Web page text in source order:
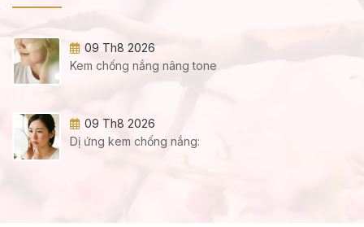
09 Th8 2026
Kem chống nắng nâng tone
09 Th8 2026
Dị ứng kem chống nắng: